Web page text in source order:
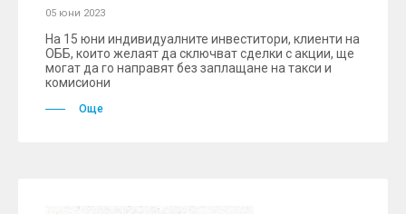
05 юни 2023
На 15 юни индивидуалните инвеститори, клиенти на
ОББ, които желаят да сключват сделки с акции, ще
могат да го направят без заплащане на такси и
комисиони
Още